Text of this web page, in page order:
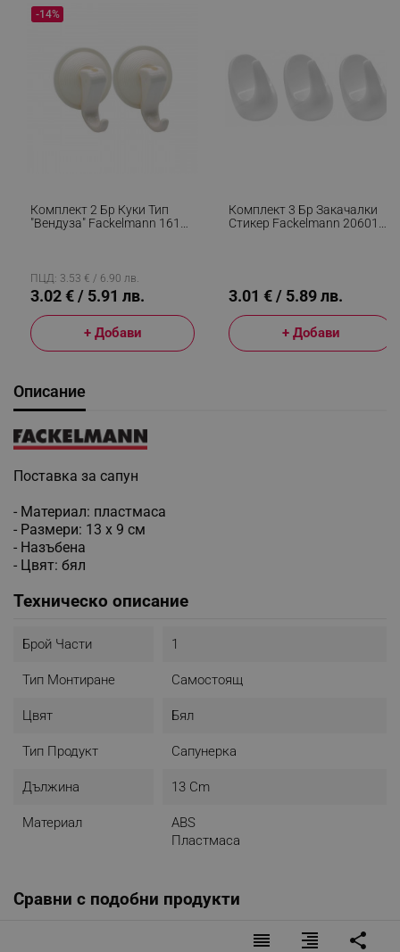
Комплект 2 Бр Куки Тип
"вендуза" Fackelmann 16113
-14%
ПЦД: 3.53 € / 6.90 лв.
3.02 € / 5.91 лв.
+ Добави
Комплект 3 Бр Закачалки
Стикер Fackelmann 20601
3.01 € / 5.89 лв.
+ Добави
Описание
Поставка за сапун
- Материал: пластмаса
- Размери: 13 х 9 см
- Назъбена
- Цвят: бял
Техническо описание
Брой Части 1
Тип Монтиране Самостоящ
Цвят Бял
Тип Продукт Сапунерка
Дължина 13 Cm
Материал
ABS
Пластмаса
Сравни с подобни продукти
reorder format_align_right share